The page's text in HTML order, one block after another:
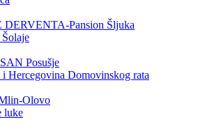
DERVENTA-Pansion Šljuka
Posušje
i Hercegovina Domovinskog rata
Olovo
luke